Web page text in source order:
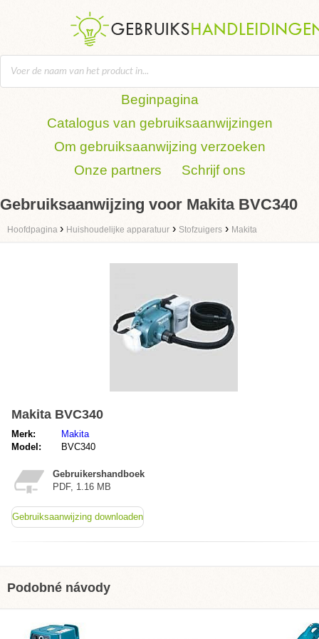
Beginpagina
Catalogus van gebruiksaanwijzingen
Om gebruiksaanwijzing verzoeken
Onze partners
Schrijf ons
Gebruiksaanwijzing voor Makita BVC340
Hoofdpagina › Huishoudelijke apparatuur › Stofzuigers › Makita
Makita BVC340
Merk:
Makita
Model:
BVC340
Gebruikershandboek
PDF, 1.16 MB
Gebruiksaanwijzing downloaden
Podobné návody